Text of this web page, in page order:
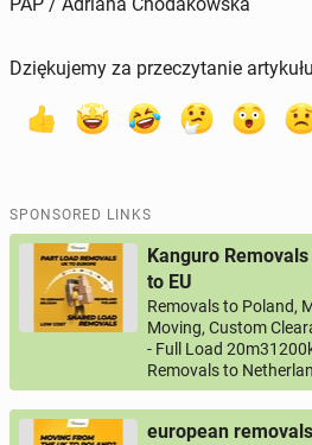
Dziękujemy za przeczytanie
SPONSORED LINKS
Kanguro
to EU
Removals to Poland,
Moving, Custom
- Full Load
Removals to
european